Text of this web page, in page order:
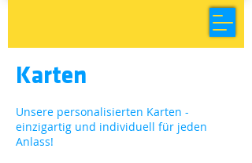
Karten
Unsere personalisierten Karten -
einzigartig und individuell für jeden
Anlass!